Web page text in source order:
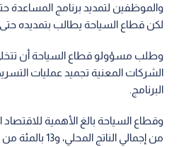
والموظفين لتمديد برنامج المساعدة
لكن قطاع السياحة يطالب بتمديده حتى
وطلب مسؤولو قطاع السياحة أن
الشركات المعنية تجميد عمليات
البرنامج.
من إجمالي الناتج المحلي، و13 بالمئة من اليد العاملة.